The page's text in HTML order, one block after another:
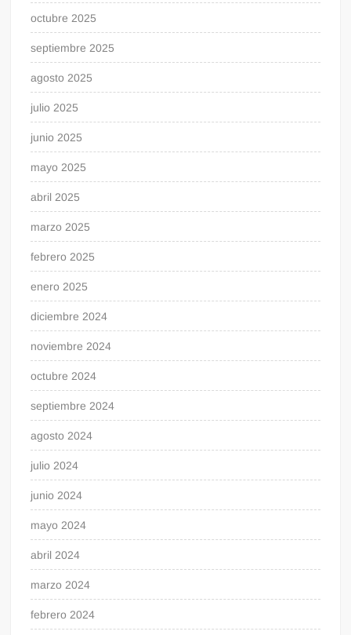
octubre 2025
septiembre 2025
agosto 2025
julio 2025
junio 2025
mayo 2025
abril 2025
marzo 2025
febrero 2025
enero 2025
diciembre 2024
noviembre 2024
octubre 2024
septiembre 2024
agosto 2024
julio 2024
junio 2024
mayo 2024
abril 2024
marzo 2024
febrero 2024